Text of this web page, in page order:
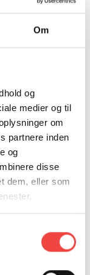
Om
og
medier og til
om
partnere inden
og
disse
dem, eller som
fakturering.